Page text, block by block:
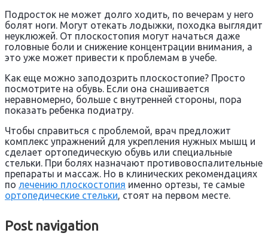
Подросток не может долго ходить, по вечерам у него
болят ноги. Могут отекать лодыжки, походка выглядит
неуклюжей. От плоскостопия могут начаться даже
головные боли и снижение концентрации внимания, а
это уже может привести к проблемам в учебе.
Как еще можно заподозрить плоскостопие? Просто
посмотрите на обувь. Если она снашивается
неравномерно, больше с внутренней стороны, пора
показать ребенка подиатру.
Чтобы справиться с проблемой, врач предложит
комплекс упражнений для укрепления нужных мышц и
сделает ортопедическую обувь или специальные
стельки. При болях назначают противовоспалительные
препараты и массаж. Но в клинических рекомендациях
по лечению плоскостопия именно ортезы, те самые
ортопедические стельки , стоят на первом месте.
Post navigation